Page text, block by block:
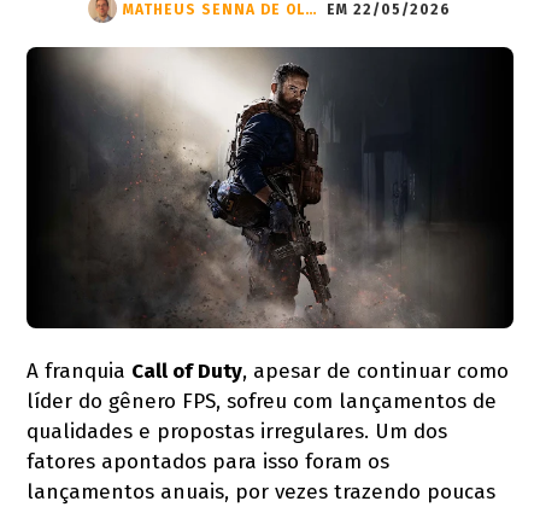
MATHEUS SENNA DE OLIVEIRA EM 22/05/2026
A franquia Call of Duty, apesar de continuar como
líder do gênero FPS, sofreu com lançamentos de
qualidades e propostas irregulares. Um dos
fatores apontados para isso foram os
lançamentos anuais, por vezes trazendo poucas